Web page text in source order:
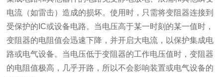
电流（如雷击）造成的损坏。使用时，只需将变阻器连接到
受保护的IC或设备电路。当电压高于某一时刻的某一值时，
变阻器的电阻值会迅速下降，并开启大电流，以保护集成电
路或电气设备。当电压低于变阻器的工作电压值时，变阻器
的电阻值极高，几乎开路，所以不会影响装置或电气设备的